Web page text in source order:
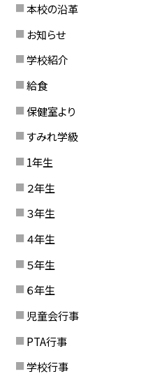
本校の沿革
お知らせ
学校紹介
給食
保健室より
すみれ学級
1年生
２年生
３年生
４年生
５年生
６年生
児童会行事
PTA行事
学校行事